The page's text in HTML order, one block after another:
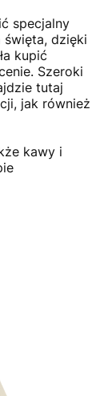
specjalny
dzięki
kupić
Szeroki
tutaj
jak również
kawy i